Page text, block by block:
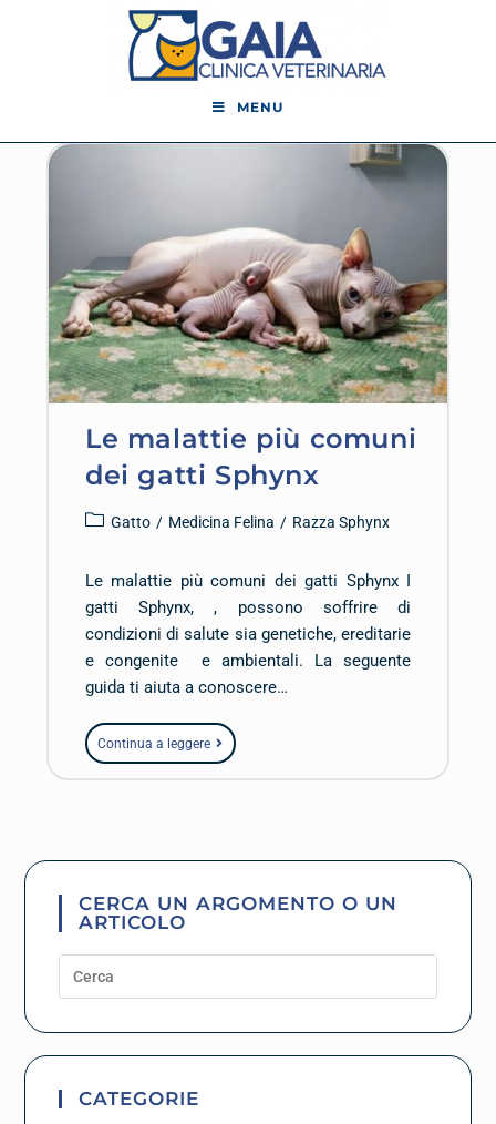
MENU
Le malattie più comuni
dei gatti Sphynx
Gatto / Medicina Felina / Razza Sphynx
Le malattie più comuni dei gatti Sphynx I
gatti Sphynx, , possono soffrire di
condizioni di salute sia genetiche, ereditarie
e congenite e ambientali. La seguente
guida ti aiuta a conoscere…
Continua a leggere
CERCA UN ARGOMENTO O UN
ARTICOLO
CATEGORIE